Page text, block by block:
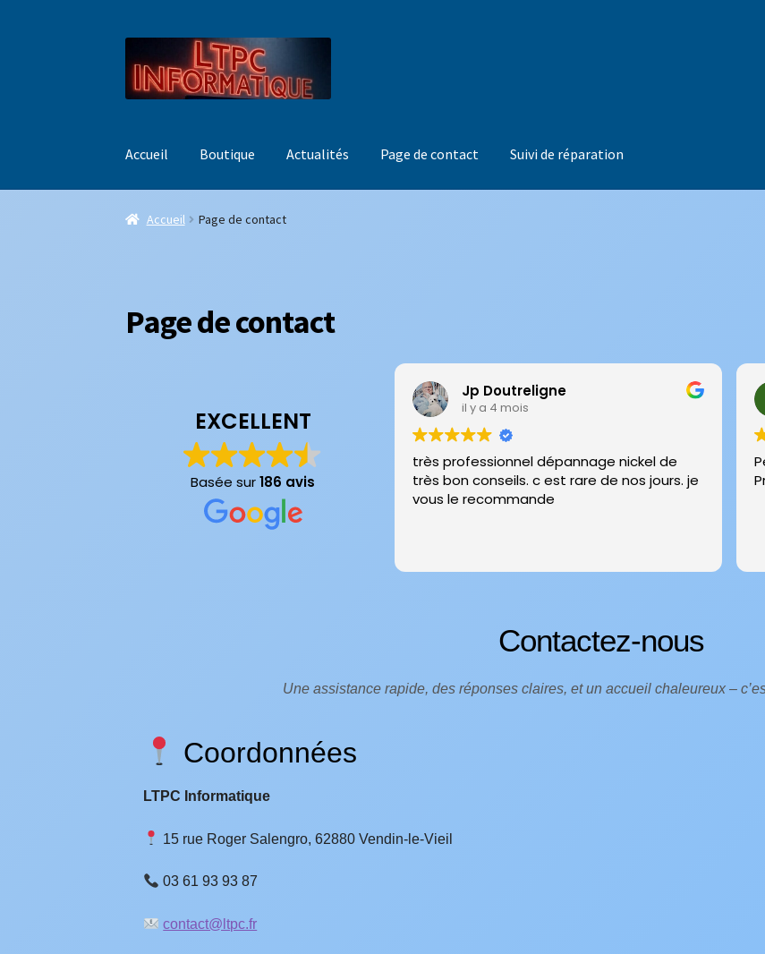
à
la
au
contenu
Accueil Boutique Actualités Page de contact Suivi de réparation
Accueil Page de contact
Page de contact
EXCELLENT
Basée sur186 avis
Jp Doutreligne
il y a 4 mois
très professionnel dépannage nickel de
très bon conseils. c est rare de nos jours. je
vous le recommande
Contactez-nous
Une assistance rapide, des réponses claires, et un accueil chaleureux –
Coordonnées
LTPC Informatique
15 rue Roger Salengro, 62880 Vendin-le-Vieil
03 61 93 93 87
contact@ltpc.fr